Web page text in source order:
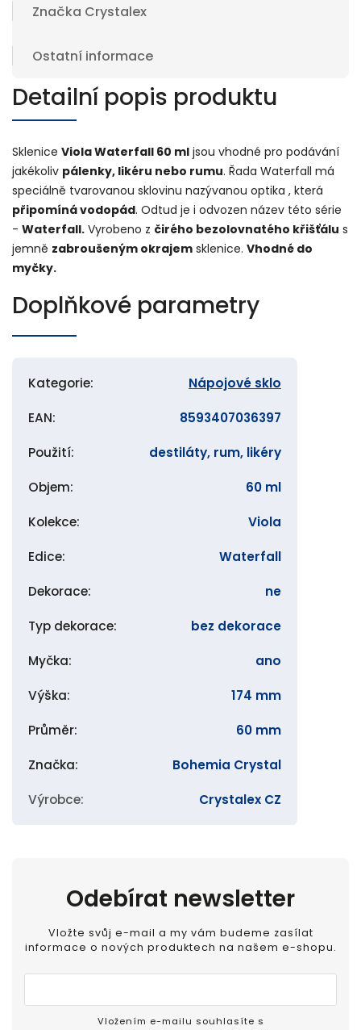
Značka Crystalex
Ostatní informace
Detailní popis produktu
Sklenice Viola Waterfall 60 ml jsou vhodné pro podávání
jakékoliv pálenky, likéru nebo rumu. Řada Waterfall má
speciálně tvarovanou sklovinu nazývanou optika , která
připomíná vodopád. Odtud je i odvozen název této série
- Waterfall. Vyrobeno z čirého bezolovnatého křišťálu s
jemně zabroušeným okrajem sklenice. Vhodné do
myčky.
Doplňkové parametry
Kategorie: Nápojové sklo
EAN: 8593407036397
Použití: destiláty, rum, likéry
Objem: 60 ml
Kolekce: Viola
Edice: Waterfall
Dekorace: ne
Typ dekorace: bez dekorace
Myčka: ano
Výška: 174 mm
Průměr: 60 mm
Značka: Bohemia Crystal
Výrobce: Crystalex CZ
Odebírat newsletter
Vložte svůj e-mail a my vám budeme zasílat
informace o nových produktech na našem e-shopu.